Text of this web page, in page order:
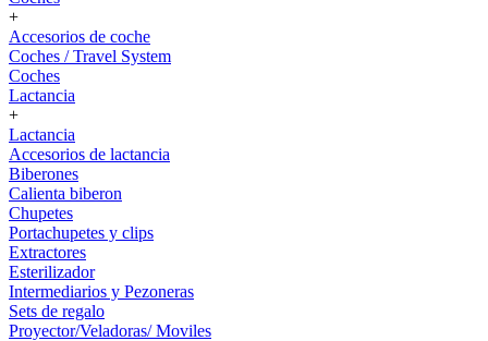
+
Accesorios de coche
Coches / Travel System
Coches
Lactancia
+
Lactancia
Accesorios de lactancia
Biberones
Calienta biberon
Chupetes
Portachupetes y clips
Extractores
Esterilizador
Intermediarios y Pezoneras
Sets de regalo
Proyector/Veladoras/ Moviles